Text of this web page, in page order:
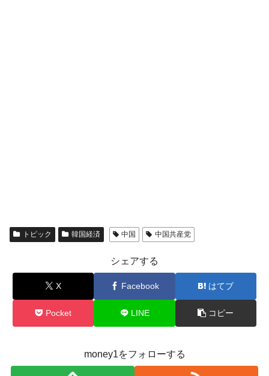
トピック 韓国経済 中国 中国共産党
シェアする
X Facebook はてブ
Pocket LINE コピー
money1をフォローする